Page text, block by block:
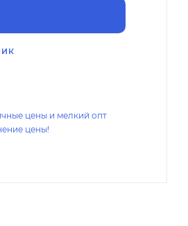
цены и мелкий опт
цены!